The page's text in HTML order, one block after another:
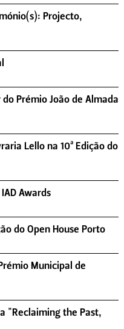
Projecto,
Prémio João de Almada
Lello na 10ª Edição do
Awards
do Open House Porto
Municipal de
"Reclaiming the Past,